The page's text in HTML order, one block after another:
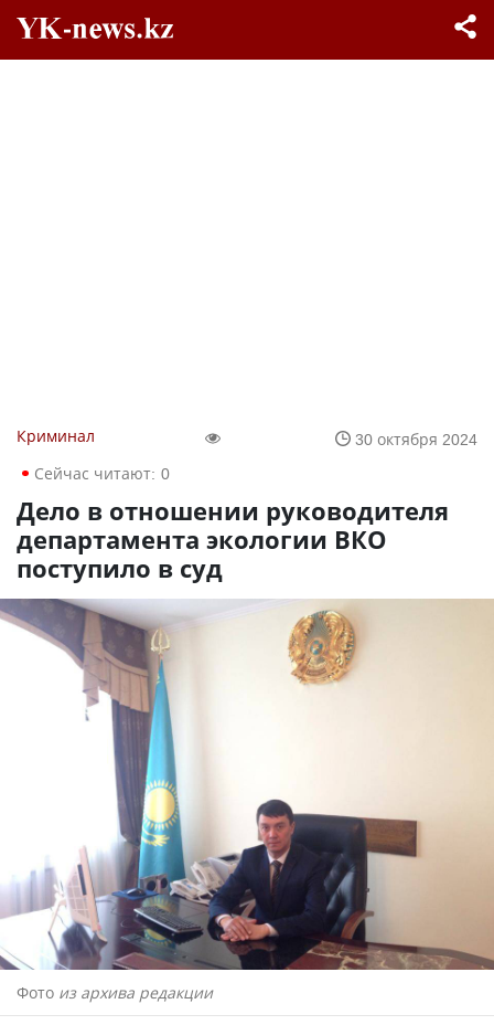
Криминал
30 октября 2024
Сейчас читают: 0
Дело в отношении руководителя
департамента экологии ВКО
поступило в суд
Фото из архива редакции